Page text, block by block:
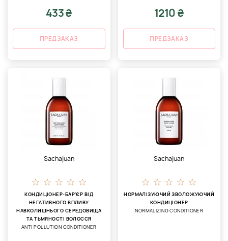
433 ₴
ПРЕДЗАКАЗ
1210 ₴
ПРЕДЗАКАЗ
Sachajuan
КОНДИЦІОНЕР-БАР'ЄР ВІД
НЕГАТИВНОГО ВПЛИВУ
НАВКОЛИШНЬОГО СЕРЕДОВИЩА
ТА ТЬМЯНОСТІ ВОЛОССЯ
ANTI POLLUTION CONDITIONER
Sachajuan
НОРМАЛІЗУЮЧИЙ ЗВОЛОЖУЮЧИЙ
КОНДИЦІОНЕР
NORMALIZING CONDITIONER